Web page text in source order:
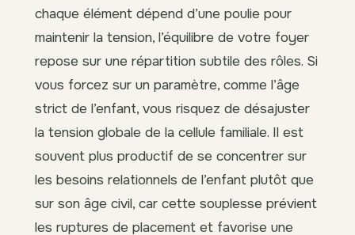
chaque élément dépend d’une poulie pour
maintenir la tension, l’équilibre de votre foyer
repose sur une répartition subtile des rôles. Si
vous forcez sur un paramètre, comme l’âge
strict de l’enfant, vous risquez de désajuster
la tension globale de la cellule familiale. Il est
souvent plus productif de se concentrer sur
les besoins relationnels de l’enfant plutôt que
sur son âge civil, car cette souplesse prévient
les ruptures de placement et favorise une